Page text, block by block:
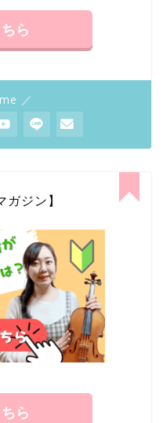
ら
／
ガジン】
ら